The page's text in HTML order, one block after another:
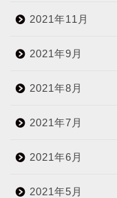
2021年11月
2021年9月
2021年8月
2021年7月
2021年6月
2021年5月